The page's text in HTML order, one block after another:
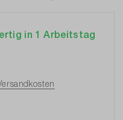
in 1 Arbeitstag